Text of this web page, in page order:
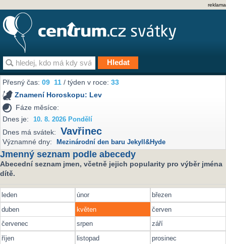
reklama
Přesný čas:09 11 / týden v roce:33
Znamení Horoskopu: Lev
Fáze měsíce:
Dnes je:
10. 8. 2026 Pondělí
Dnes má svátek: Vavřinec
Významné dny: Mezinárodní den baru Jekyll&Hyde
Jmenný seznam podle abecedy
Abecední seznam jmen, včetně jejich popularity pro výběr jména
dítě.
leden únor
březen
duben
květen
červen
červenec
srpen
září
říjen
listopad prosinec